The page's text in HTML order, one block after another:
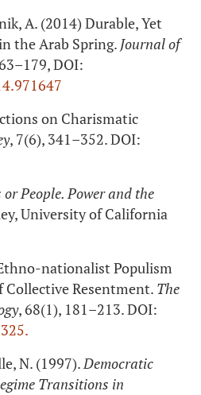
A. (2014) Durable, Yet
the Arab Spring. Journal of
DOI:
on Charismatic
, 7(6), 341–352. DOI:
or People. Power and the
University of California
nationalist Populism
Resentment. The
, 68(1), 181–213. DOI:
N. (1997).Democratic
Transitions in